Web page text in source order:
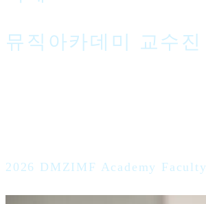
뮤직아카데미 교수진
2026 DMZIMF Academy Faculty